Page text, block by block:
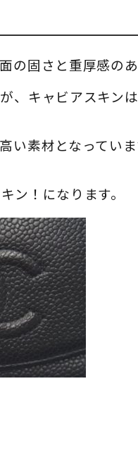
の固さと重厚感の
、キャビアスキン
い素材となってい
ン！になります。